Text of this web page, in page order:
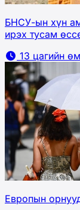
БНСУ-ын хүн
ирэх тусам
13 цагийн
Европын